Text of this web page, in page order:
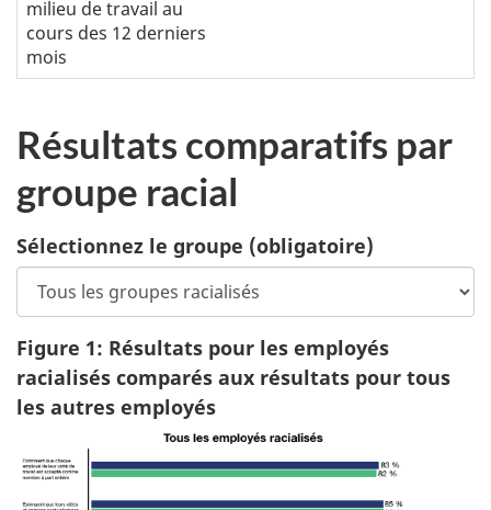
milieu de travail au
cours des 12 derniers
mois
Résultats comparatifs par
groupe racial
Sélectionnez le groupe (obligatoire)
Figure 1: Résultats pour les employés
racialisés comparés aux résultats pour tous
les autres employés